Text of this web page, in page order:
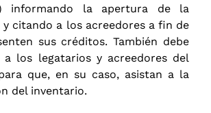
informando la apertura de la
y citando a los acreedores a fin de
sus créditos. También debe
los legatarios y acreedores del
que, en su caso, asistan a la
del inventario.